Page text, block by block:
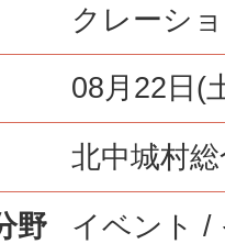
クレーシ
08月22日(
北中城村
野
イベント /